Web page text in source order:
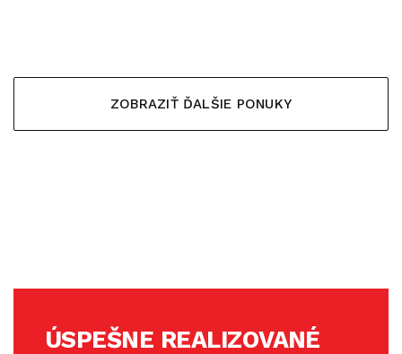
ZOBRAZIŤ ĎALŠIE PONUKY
ÚSPEŠNE REALIZOVANÉ